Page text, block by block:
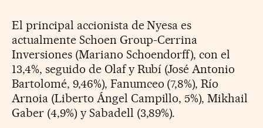
El principal accionista de Nyesa es
actualmente Schoen Group-Cerrina
Inversiones (Mariano Schoendorff), con el
13,4%, seguido de Olaf y Rubí (José Antonio
Bartolomé, 9,46%), Fanumceo (7,8%), Río
Arnoia (Liberto Ángel Campillo, 5%), Mikhail
Gaber (4,9%) y Sabadell (3,89%).